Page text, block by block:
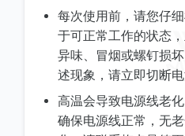
每次使用前，请您仔
于可正常工作的状态
异味、冒烟或螺钉损
述现象，请立即切断电
高温会导致电源线老
确保电源线正常，无